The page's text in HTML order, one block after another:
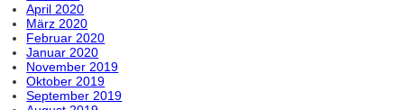
April 2020
März 2020
Februar 2020
Januar 2020
November 2019
Oktober 2019
September 2019